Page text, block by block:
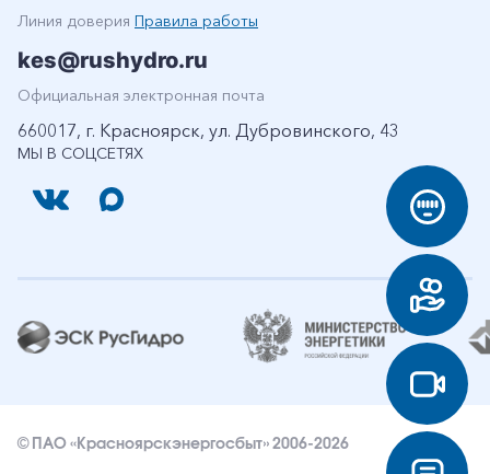
МЫ В СОЦСЕТЯХ
Линия доверия Правила работы
kes@rushydro.ru
Официальная электронная почта
660017, г. Красноярск, ул. Дубровинского, 43
© ПАО «Красноярскэнергосбыт» 2006-2026